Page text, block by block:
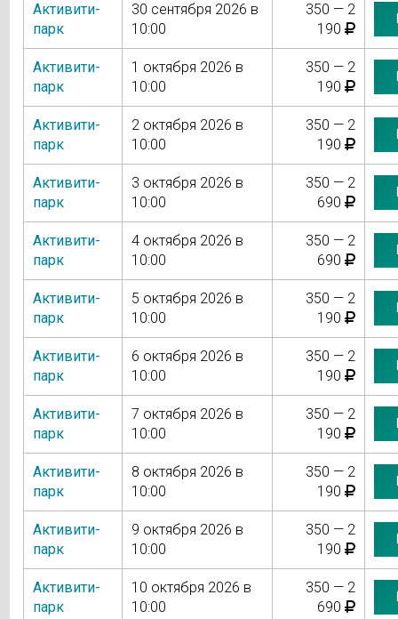
Активити-
парк
30 сентября 2026 в
10:00
350 — 2
190
Активити-
парк
1 октября 2026 в
10:00
350 — 2
190
Активити-
парк
2 октября 2026 в
10:00
350 — 2
190
Активити-
парк
3 октября 2026 в
10:00
350 — 2
690
Активити-
парк
4 октября 2026 в
10:00
350 — 2
690
Активити-
парк
5 октября 2026 в
10:00
350 — 2
190
Активити-
парк
6 октября 2026 в
10:00
350 — 2
190
Активити-
парк
7 октября 2026 в
10:00
350 — 2
190
Активити-
парк
8 октября 2026 в
10:00
350 — 2
190
Активити-
парк
9 октября 2026 в
10:00
350 — 2
190
Активити-
парк
10 октября 2026 в
10:00
350 — 2
690